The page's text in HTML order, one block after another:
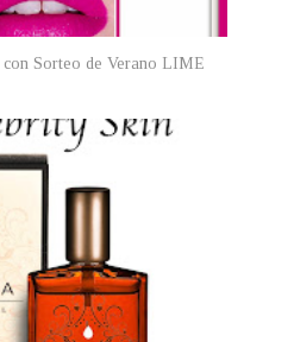
Sorteo de Verano LIME